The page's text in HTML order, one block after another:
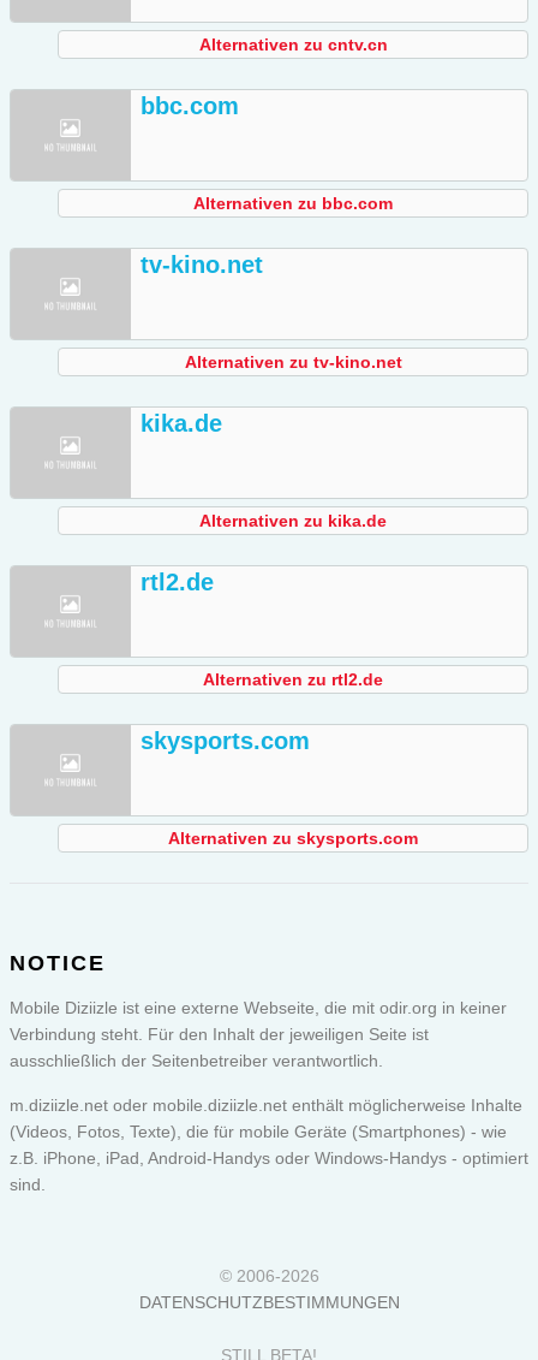
Alternativen zu cntv.cn
bbc.com
Alternativen zu bbc.com
tv-kino.net
Alternativen zu tv-kino.net
kika.de
Alternativen zu kika.de
rtl2.de
Alternativen zu rtl2.de
skysports.com
Alternativen zu skysports.com
NOTICE
Mobile Diziizle ist eine externe Webseite, die mit odir.org in keiner
Verbindung steht. Für den Inhalt der jeweiligen Seite ist
ausschließlich der Seitenbetreiber verantwortlich.
m.diziizle.net oder mobile.diziizle.net enthält möglicherweise Inhalte
(Videos, Fotos, Texte), die für mobile Geräte (Smartphones) - wie
z.B. iPhone, iPad, Android-Handys oder Windows-Handys - optimiert
sind.
© 2006-2026
DATENSCHUTZBESTIMMUNGEN
STILL BETA!